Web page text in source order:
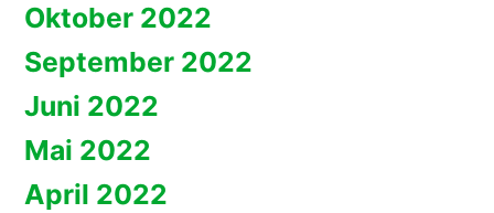
Oktober 2022
September 2022
Juni 2022
Mai 2022
April 2022